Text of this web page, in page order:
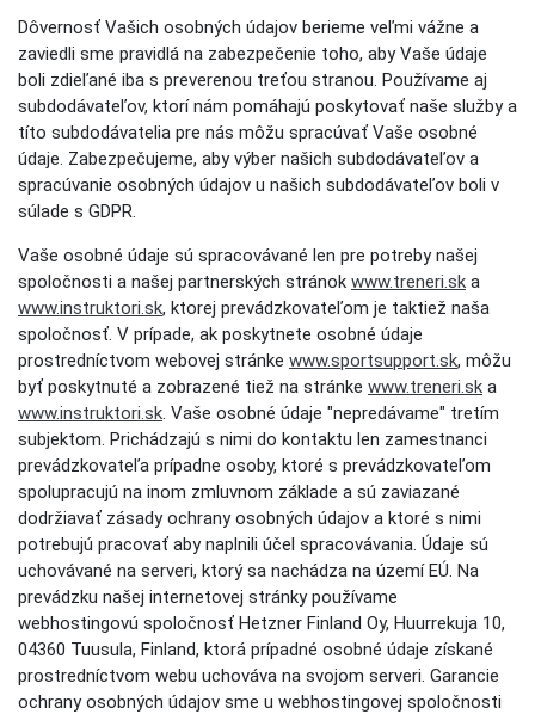
Dôvernosť Vašich osobných údajov berieme veľmi vážne a
zaviedli sme pravidlá na zabezpečenie toho, aby Vaše údaje
boli zdieľané iba s preverenou treťou stranou. Používame aj
subdodávateľov, ktorí nám pomáhajú poskytovať naše služby a
títo subdodávatelia pre nás môžu spracúvať Vaše osobné
údaje. Zabezpečujeme, aby výber našich subdodávateľov a
spracúvanie osobných údajov u našich subdodávateľov boli v
súlade s GDPR.
Vaše osobné údaje sú spracovávané len pre potreby našej
spoločnosti a našej partnerských stránok www.treneri.sk a
www.instruktori.sk, ktorej prevádzkovateľom je taktiež naša
spoločnosť. V prípade, ak poskytnete osobné údaje
prostredníctvom webovej stránke www.sportsupport.sk, môžu
byť poskytnuté a zobrazené tiež na stránke www.treneri.sk a
www.instruktori.sk . Vaše osobné údaje "nepredávame" tretím
subjektom. Prichádzajú s nimi do kontaktu len zamestnanci
prevádzkovateľa prípadne osoby, ktoré s prevádzkovateľom
spolupracujú na inom zmluvnom základe a sú zaviazané
dodržiavať zásady ochrany osobných údajov a ktoré s nimi
potrebujú pracovať aby naplnili účel spracovávania. Údaje sú
uchovávané na serveri, ktorý sa nachádza na území EÚ. Na
prevádzku našej internetovej stránky používame
webhostingovú spoločnosť Hetzner Finland Oy, Huurrekuja 10,
04360 Tuusula, Finland, ktorá prípadné osobné údaje získané
prostredníctvom webu uchováva na svojom serveri. Garancie
ochrany osobných údajov sme u webhostingovej spoločnosti